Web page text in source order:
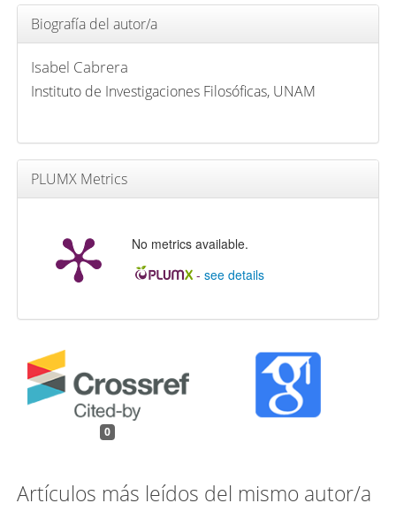
Biografía del autor/a
Isabel Cabrera
Instituto de Investigaciones Filosóficas, UNAM
PLUMX Metrics
No metrics available.
-see details
0
Artículos más leídos del mismo autor/a